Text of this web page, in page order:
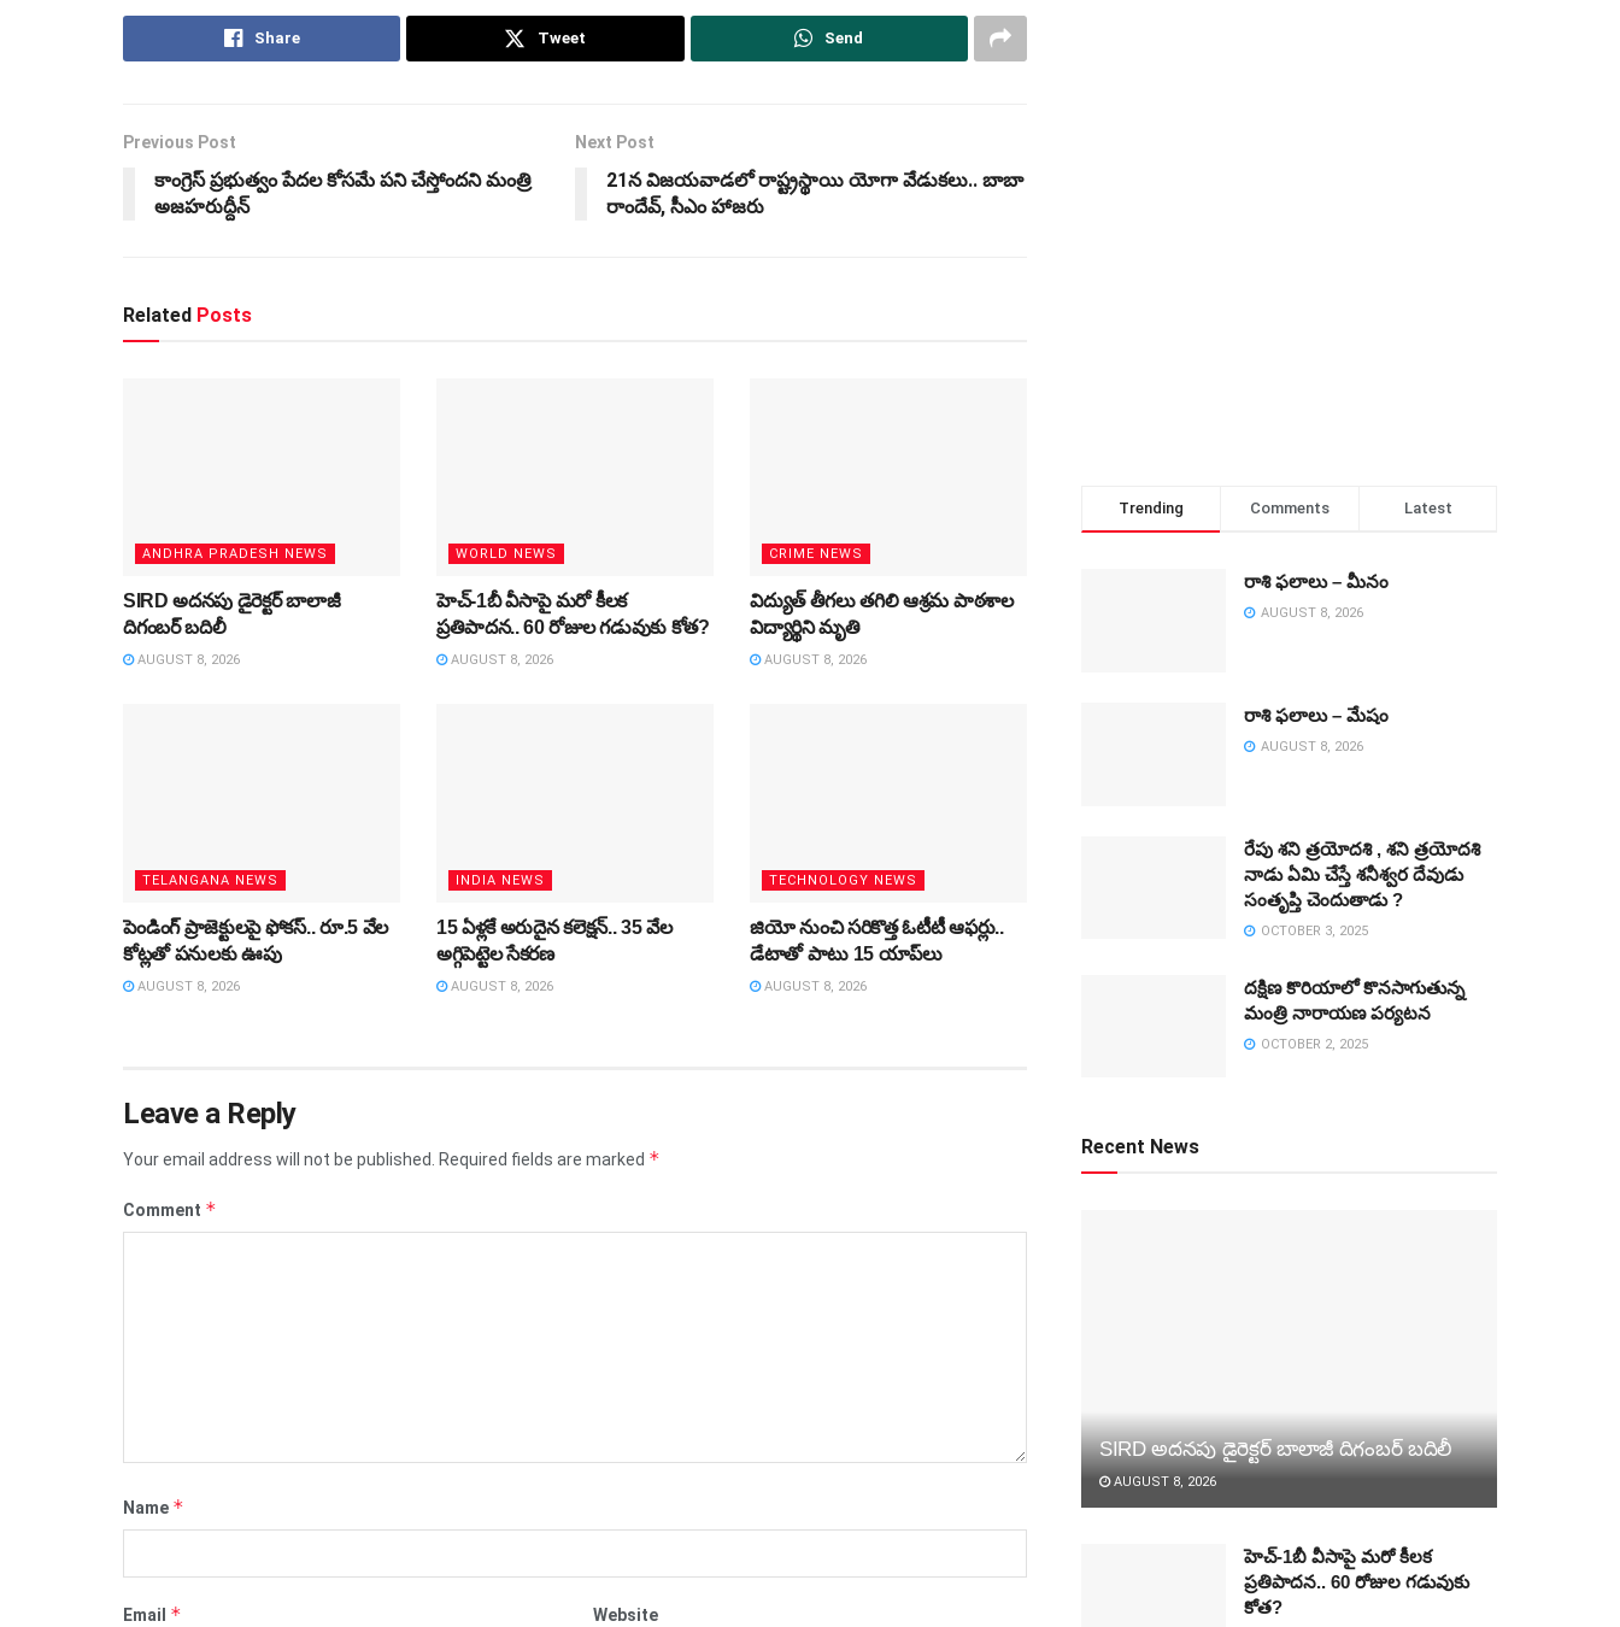
Share Tweet Send
Previous Post
కాంగ్రెస్ ప్రభుత్వం పేదల కోసమే పని చేస్తోందని మంత్రి
అజహరుద్దీన్
Next Post
21న విజయవాడలో రాష్ట్రస్థాయి యోగా వేడుకలు.. బాబా
రాందేవ్, సీఎం హాజరు
Related Posts
ANDHRA PRADESH NEWS
SIRD అదనపు డైరెక్టర్‌ బాలాజీ
దిగంబర్‌ బదిలీ
AUGUST 8, 2026
WORLD NEWS
హెచ్‌-1బీ వీసాపై మరో కీలక
ప్రతిపాదన.. 60 రోజుల గడువుకు కోత?
AUGUST 8, 2026
CRIME NEWS
విద్యుత్‌ తీగలు తగిలి ఆశ్రమ పాఠశాల
విద్యార్థిని మృతి
AUGUST 8, 2026
TELANGANA NEWS
పెండింగ్‌ ప్రాజెక్టులపై ఫోకస్‌.. రూ.5 వేల
కోట్లతో పనులకు ఊపు
AUGUST 8, 2026
INDIA NEWS
15 ఏళ్లకే అరుదైన కలెక్షన్‌.. 35 వేల
అగ్గిపెట్టెల సేకరణ
AUGUST 8, 2026
TECHNOLOGY NEWS
జియో నుంచి సరికొత్త ఓటీటీ ఆఫర్లు..
డేటాతో పాటు 15 యాప్‌లు
AUGUST 8, 2026
Leave a Reply
Your email address will not be published. Required fields are marked *
Comment *
Name *
Email * Website
Trending Comments Latest
రాశి ఫలాలు – మీనం
AUGUST 8, 2026
రాశి ఫలాలు – మేషం
AUGUST 8, 2026
రేపు శని త్రయోదశి , శని త్రయోదశి
నాడు ఏమి చేస్తే శనీశ్వర దేవుడు
సంతృప్తి చెందుతాడు ?
OCTOBER 3, 2025
దక్షిణ కొరియాలో కొనసాగుతున్న
మంత్రి నారాయణ పర్యటన
OCTOBER 2, 2025
Recent News
SIRD అదనపు డైరెక్టర్‌ బాలాజీ దిగంబర్‌ బదిలీ
AUGUST 8, 2026
హెచ్‌-1బీ వీసాపై మరో కీలక
ప్రతిపాదన.. 60 రోజుల గడువుకు
కోత?